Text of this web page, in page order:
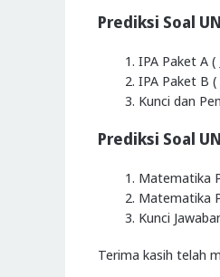
Prediksi Soal
IPA Paket A (
IPA Paket B (
Kunci dan
Prediksi Soal
Matematika
Matematika
Kunci
Terima kasih telah